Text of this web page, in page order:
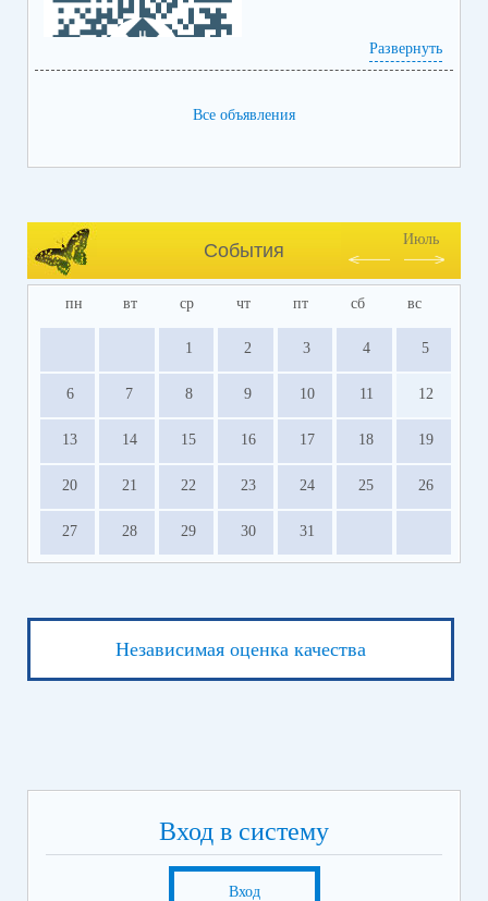
Развернуть
Все объявления
События
Июль
пн вт ср чт пт сб вс
1 2 3 4 5
6 7 8 9 10 11 12
13 14 15 16 17 18 19
20 21 22 23 24 25 26
27 28 29 30 31
Независимая оценка качества
Вход в систему
Вход